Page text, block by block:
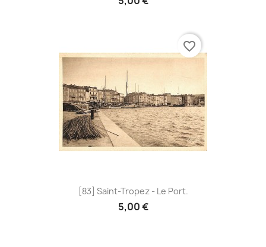
[83] Saint-Tropez - Le Port.
5,00 €
favorite_border